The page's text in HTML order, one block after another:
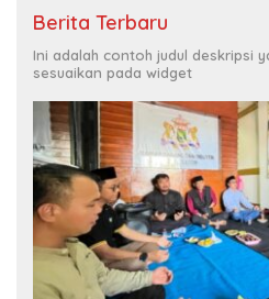
Berita Terbaru
Ini adalah contoh judul deskripsi
sesuaikan pada widget